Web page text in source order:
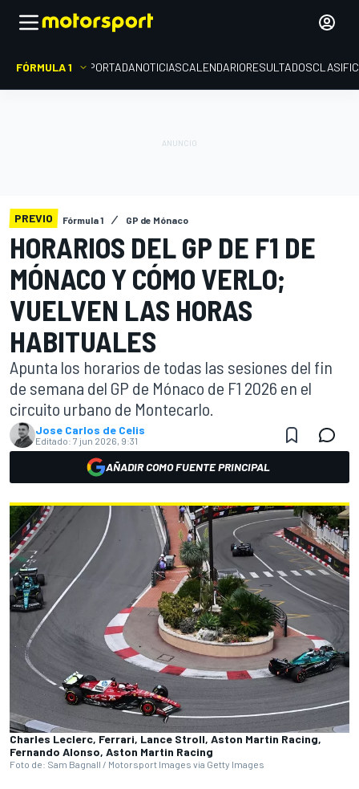
FÓRMULA 1 PORTADANOTICIASCALENDARIORESULTADOS
PREVIO Fórmula 1 GP de Mónaco
HORARIOS DEL GP DE F1 DE
MÓNACO Y CÓMO VERLO;
VUELVEN LAS HORAS
HABITUALES
Apunta los horarios de todas las sesiones del fin
de semana del GP de Mónaco de F1 2026 en el
circuito urbano de Montecarlo.
Jose Carlos de Celis
Editado: 7 jun 2026, 9:31
AÑADIR COMO FUENTE PRINCIPAL
Charles Leclerc, Ferrari, Lance Stroll, Aston Martin Racing,
Fernando Alonso, Aston Martin Racing
Foto de: Sam Bagnall / Motorsport Images via Getty Images